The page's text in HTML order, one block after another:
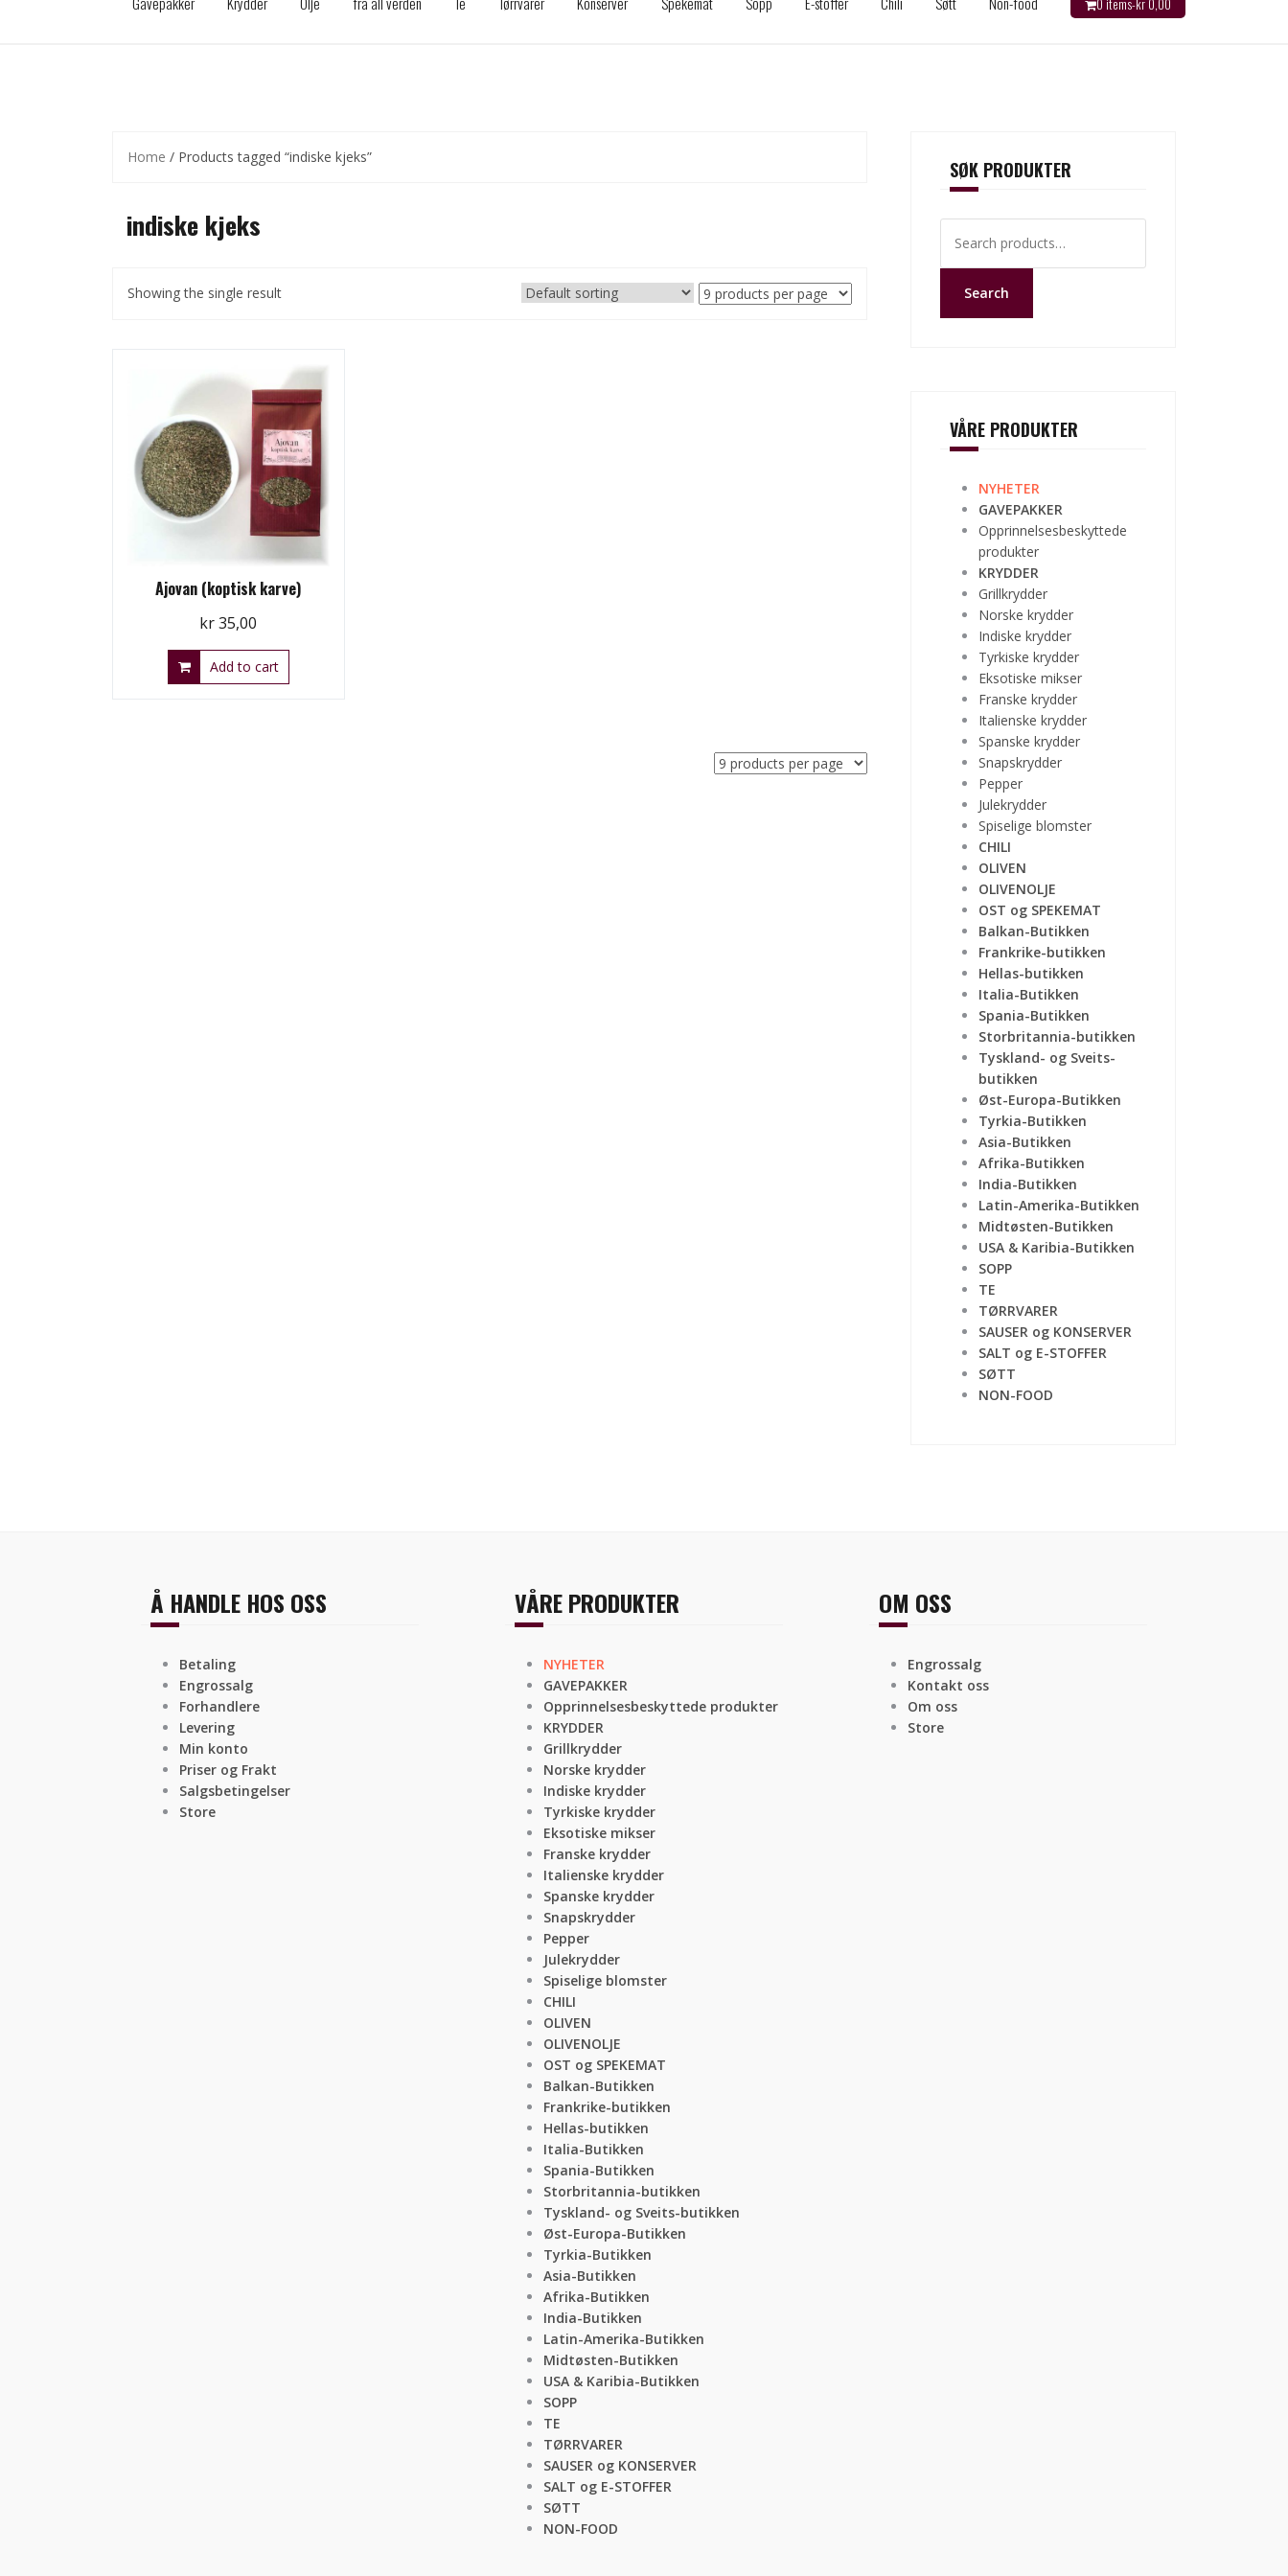
0 items-kr0,00
Home / Products tagged “indiske kjeks”
indiske kjeks
Showing the single result
Ajovan (koptisk karve)
kr35,00
Add to cart
SØK PRODUKTER
for:
Search
VÅRE PRODUKTER
NYHETER
GAVEPAKKER
Opprinnelsesbeskyttede
produkter
KRYDDER
Grillkrydder
Norske krydder
Indiske krydder
Tyrkiske krydder
Eksotiske mikser
Franske krydder
Italienske krydder
Spanske krydder
Snapskrydder
Pepper
Julekrydder
Spiselige blomster
CHILI
OLIVEN
OLIVENOLJE
OST og SPEKEMAT
Balkan-Butikken
Frankrike-butikken
Hellas-butikken
Italia-Butikken
Spania-Butikken
Storbritannia-butikken
Tyskland- og Sveits-
butikken
Øst-Europa-Butikken
Tyrkia-Butikken
Asia-Butikken
Afrika-Butikken
India-Butikken
Latin-Amerika-Butikken
Midtøsten-Butikken
USA & Karibia-Butikken
SOPP
TE
TØRRVARER
SAUSER og KONSERVER
SALT og E-STOFFER
SØTT
NON-FOOD
Å HANDLE HOS OSS
Betaling
Engrossalg
Forhandlere
Levering
Min konto
Priser og Frakt
Salgsbetingelser
Store
VÅRE PRODUKTER
NYHETER
GAVEPAKKER
Opprinnelsesbeskyttede produkter
KRYDDER
Grillkrydder
Norske krydder
Indiske krydder
Tyrkiske krydder
Eksotiske mikser
Franske krydder
Italienske krydder
Spanske krydder
Snapskrydder
Pepper
Julekrydder
Spiselige blomster
CHILI
OLIVEN
OLIVENOLJE
OST og SPEKEMAT
Balkan-Butikken
Frankrike-butikken
Hellas-butikken
Italia-Butikken
Spania-Butikken
Storbritannia-butikken
Tyskland- og Sveits-butikken
Øst-Europa-Butikken
Tyrkia-Butikken
Asia-Butikken
Afrika-Butikken
India-Butikken
Latin-Amerika-Butikken
Midtøsten-Butikken
USA & Karibia-Butikken
SOPP
TE
TØRRVARER
SAUSER og KONSERVER
SALT og E-STOFFER
SØTT
NON-FOOD
OM OSS
Engrossalg
Kontakt oss
Om oss
Store